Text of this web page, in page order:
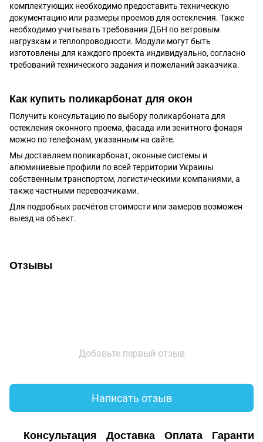
комплектующих необходимо предоставить техническую
документацию или размеры проемов для остекления. Также
необходимо учитывать требования ДБН по ветровым
нагрузкам и теплопроводности. Модули могут быть
изготовлены для каждого проекта индивидуально, согласно
требований технического задания и пожеланий заказчика.
Как купить поликарбонат для окон
Получить консультацию по выбору поликарбоната для
остекления оконного проема, фасада или зенитного фонаря
можно по телефонам, указанным на сайте.
Мы доставляем поликарбонат, оконные системы и
алюминиевые профили по всей территории Украины
собственным транспортом, логистическими компаниями, а
также частными перевозчиками.
Для подробных расчётов стоимости или замеров возможен
выезд на объект.
Отзывы
Добавьте первый отзыв
Написать отзыв
Консультация Доставка Оплата Гарантия